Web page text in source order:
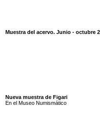
Muestra del acervo. Junio - octubre
Nueva muestra de Figari
En el Museo Numismático